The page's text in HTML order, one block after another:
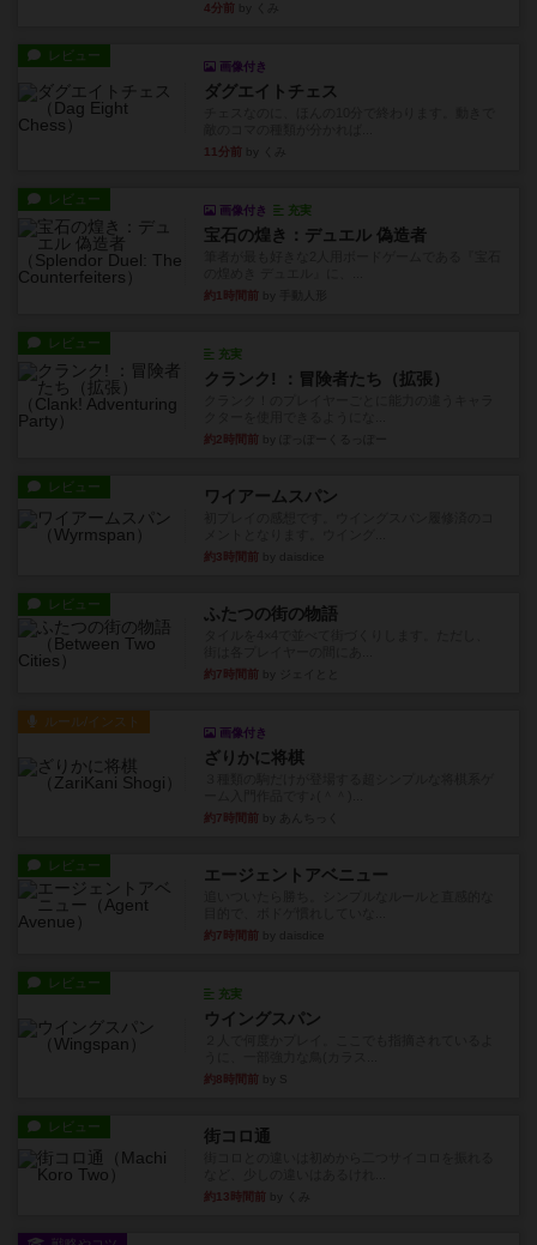
4分前
レビュー
画像付き
ダグエイトチェス
11分前
レビュー
画像付き 充実
宝石の煌き：デュエル 偽造者
約1時間前
レビュー
充実
クランク! ：冒険者たち（拡張）
約2時間前
レビュー ワイアームスパン
約3時間前
レビュー ふたつの街の物語
約7時間前
ルール/インスト
画像付き
ざりかに将棋
約7時間前
レビュー エージェントアベニュー
約7時間前
レビュー
充実
ウイングスパン
約8時間前
レビュー 街コロ通
約13時間前